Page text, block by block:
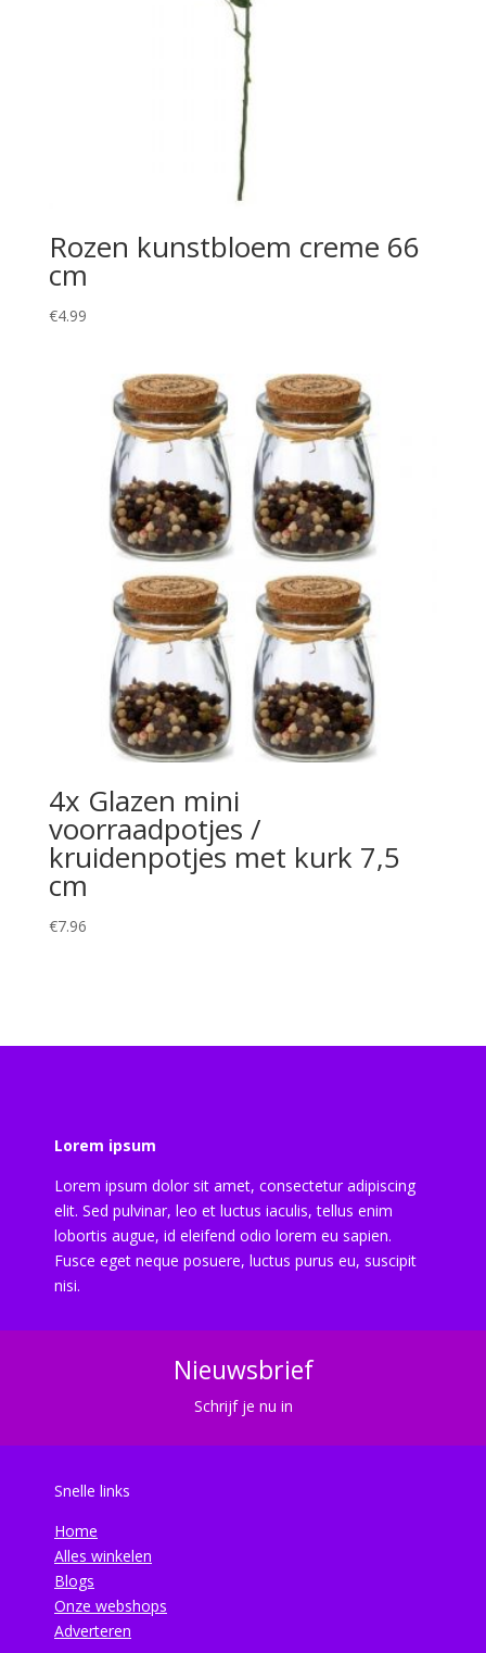
Rozen kunstbloem creme 66
cm
€4.99
4x Glazen mini
voorraadpotjes /
kruidenpotjes met kurk 7,5
cm
€7.96
Lorem ipsum
Lorem ipsum dolor sit amet, consectetur adipiscing
elit. Sed pulvinar, leo et luctus iaculis, tellus enim
lobortis augue, id eleifend odio lorem eu sapien.
Fusce eget neque posuere, luctus purus eu, suscipit
nisi.
Nieuwsbrief
Schrijf je nu in
Snelle links
Home
Alles winkelen
Blogs
Onze webshops
Adverteren